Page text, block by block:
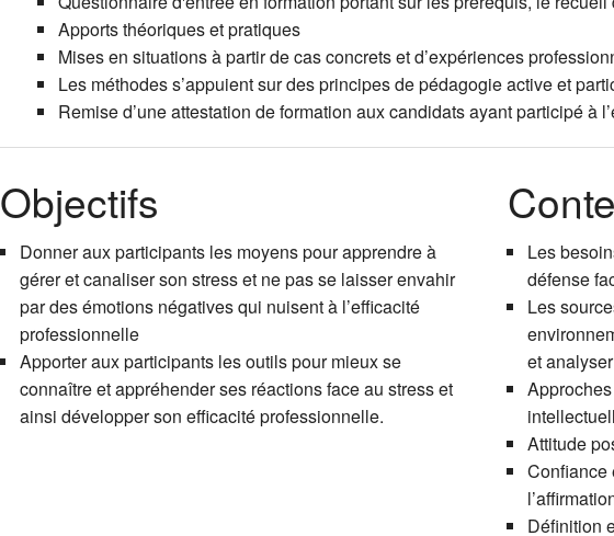
Apports théoriques et pratiques
Mises en situations à partir de cas concrets et d’expériences
Les méthodes s’appuient sur des principes de pédagogie active et
Remise d’une attestation de formation aux candidats ayant participé à
Objectifs
Donner aux participants les moyens pour apprendre à
gérer et canaliser son stress et ne pas se laisser envahir
par des émotions négatives qui nuisent à l’efficacité
professionnelle
Apporter aux participants les outils pour mieux se
connaître et appréhender ses réactions face au stress et
ainsi développer son efficacité professionnelle.
Les
défense
Les
et
Attitude
Confiance
Définition